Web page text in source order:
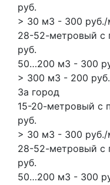
руб.
> 30 м3 - 300
28-52-метровый с
руб.
50…200 м3 - 300
> 300 м3 - 200
За город
15-20-метровый с
руб.
> 30 м3 - 300
28-52-метровый с
руб.
50…200 м3 - 300